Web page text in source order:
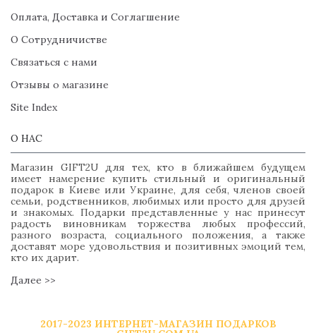
Оплата, Доставка и Соглагшение
О Сотрудничистве
Связаться с нами
Отзывы о магазине
Site Index
О НАС
Магазин GIFT2U для тех, кто в ближайшем будущем
имеет намерение купить стильный и оригинальный
подарок в Киеве или Украине, для себя, членов своей
семьи, родственников, любимых или просто для друзей
и знакомых. Подарки представленные у нас принесут
радость виновникам торжества любых профессий,
разного возраста, социального положения, а также
доставят море удовольствия и позитивных эмоций тем,
кто их дарит.
Далее >>
2017-2023 ИНТЕРНЕТ-МАГАЗИН ПОДАРКОВ